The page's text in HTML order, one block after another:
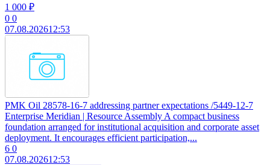
1 000 ₽
0 0
07.08.202612:53
PMK Oil 28578-16-7 addressing partner expectations /5449-12-7
Enterprise Meridian | Resource Assembly A compact business
foundation arranged for institutional acquisition and corporate asset
deployment. It encourages efficient participation,...
6 0
07.08.202612:53